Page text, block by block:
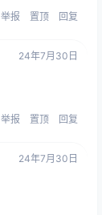
举报 置顶 回复
24年7月30日
举报 置顶 回复
24年7月30日